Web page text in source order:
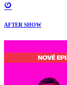
AFTER SHOW